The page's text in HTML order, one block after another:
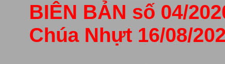
BIÊN BẢN số 04/
Chúa Nhựt 16/08/